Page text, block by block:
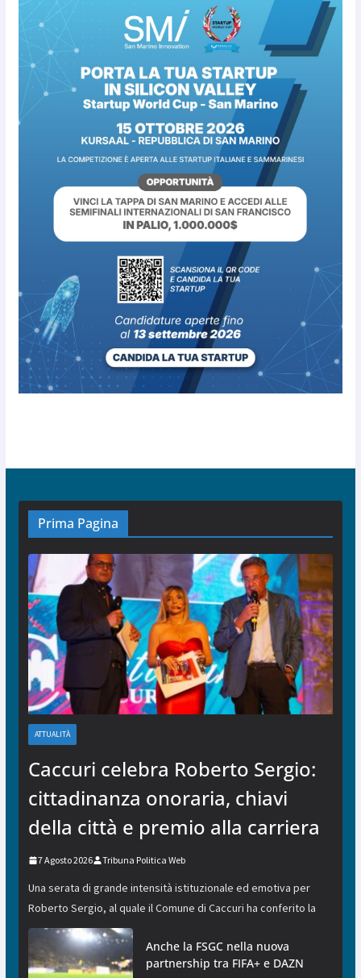
Prima Pagina
ATTUALITÀ
Caccuri celebra Roberto Sergio:
cittadinanza onoraria, chiavi
della città e premio alla carriera
7 Agosto 2026 Tribuna Politica Web
Una serata di grande intensità istituzionale ed emotiva per
Roberto Sergio, al quale il Comune di Caccuri ha conferito la
Anche la FSGC nella nuova
partnership tra FIFA+ e DAZN